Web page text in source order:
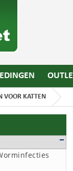
VOOR KATTEN